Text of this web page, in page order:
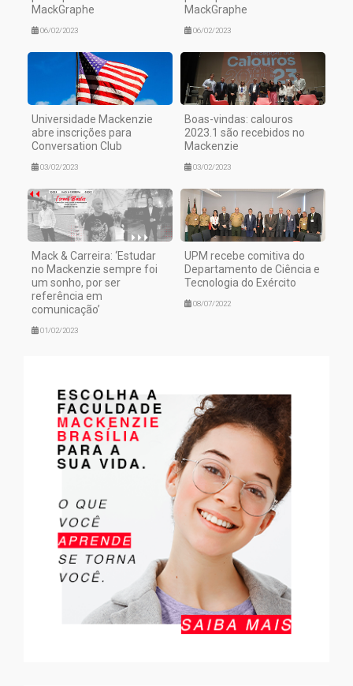
MackGraphe
06/02/2023
MackGraphe
06/02/2023
Universidade Mackenzie
abre inscrições para
Conversation Club
03/02/2023
Boas-vindas: calouros
2023.1 são recebidos no
Mackenzie
03/02/2023
Mack & Carreira: ‘Estudar
no Mackenzie sempre foi
um sonho, por ser
referência em
comunicação’
01/02/2023
UPM recebe comitiva do
Departamento de Ciência e
Tecnologia do Exército
08/07/2022